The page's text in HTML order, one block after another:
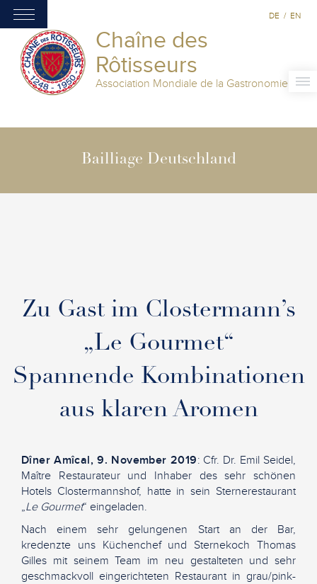
Chaîne des
Rôtisseurs
Association Mondiale de la Gastronomie
DE / EN
Bailliage Deutschland
Zu Gast im Clostermann’s
„Le Gourmet“
Spannende Kombinationen
aus klaren Aromen
Dîner Amîcal, 9. November 2019: Cfr. Dr. Emil Seidel,
Maître Restaurateur und Inhaber des sehr schönen
Hotels Clostermannshof, hatte in sein Sternerestaurant
„Le Gourmet“ eingeladen.
Nach einem sehr gelungenen Start an der Bar,
kredenzte uns Küchenchef und Sternekoch Thomas
Gilles mit seinem Team im neu gestalteten und sehr
geschmackvoll eingerichteten Restaurant in grau/pink-